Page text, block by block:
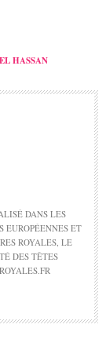
HASSAN
DANS LES
EUROPÉENNES ET
ROYALES, LE
DES TÊTES